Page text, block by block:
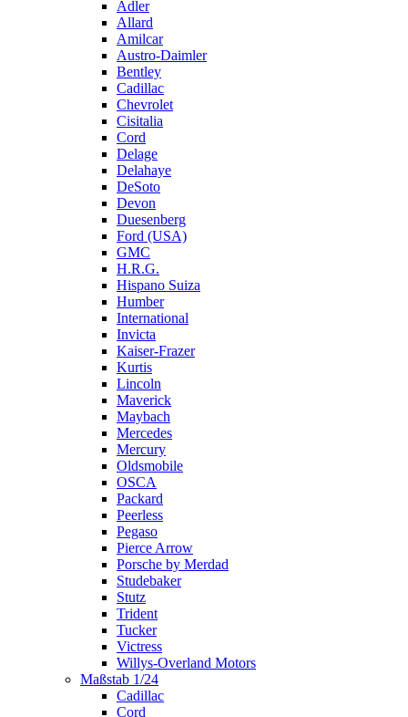
Adler
Allard
Amilcar
Austro-Daimler
Bentley
Cadillac
Chevrolet
Cisitalia
Cord
Delage
Delahaye
DeSoto
Devon
Duesenberg
Ford (USA)
GMC
H.R.G.
Hispano Suiza
Humber
International
Invicta
Kaiser-Frazer
Kurtis
Lincoln
Maverick
Maybach
Mercedes
Mercury
Oldsmobile
OSCA
Packard
Peerless
Pegaso
Pierce Arrow
Porsche by Merdad
Studebaker
Stutz
Trident
Tucker
Victress
Willys-Overland Motors
Maßstab 1/24
Cadillac
Cord